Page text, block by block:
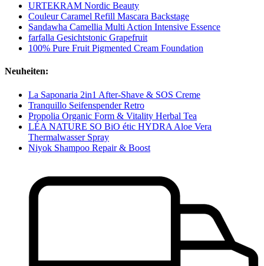
URTEKRAM Nordic Beauty
Couleur Caramel Refill Mascara Backstage
Sandawha Camellia Multi Action Intensive Essence
farfalla Gesichtstonic Grapefruit
100% Pure Fruit Pigmented Cream Foundation
Neuheiten:
La Saponaria 2in1 After-Shave & SOS Creme
Tranquillo Seifenspender Retro
Propolia Organic Form & Vitality Herbal Tea
LÉA NATURE SO BiO étic HYDRA Aloe Vera
Thermalwasser Spray
Niyok Shampoo Repair & Boost